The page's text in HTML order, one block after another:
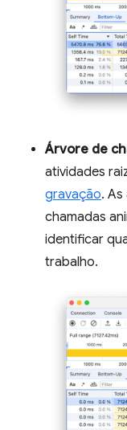
Árvore de
atividades
gravação.
chamadas
identificar
trabalho.